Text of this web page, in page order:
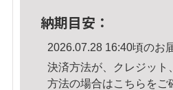
納期目安：
2026.07.28 16:40頃のお
決済方法が、クレジット
方法の場合はこちら をご